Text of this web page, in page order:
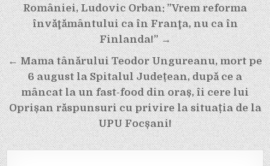
în
articole
României, Ludovic Orban: ”Vrem reforma
învăţământului ca în Franţa, nu ca în
Finlanda!” →
← Mama tânărului Teodor Ungureanu, mort pe
6 august la Spitalul Județean, după ce a
mâncat la un fast-food din oraș, îi cere lui
Oprișan răspunsuri cu privire la situația de la
UPU Focșani!